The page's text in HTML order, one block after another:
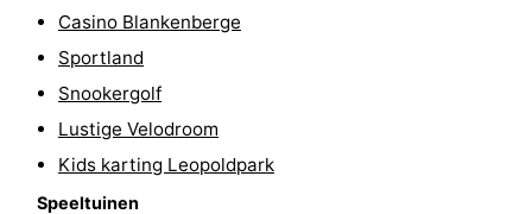
Bowlen
Minigolfbanen
Wellness
centra
Dorpen
Casino Blankenberge
Sportland
Snookergolf
Lustige Velodroom
Kids karting Leopoldpark
Speeltuinen